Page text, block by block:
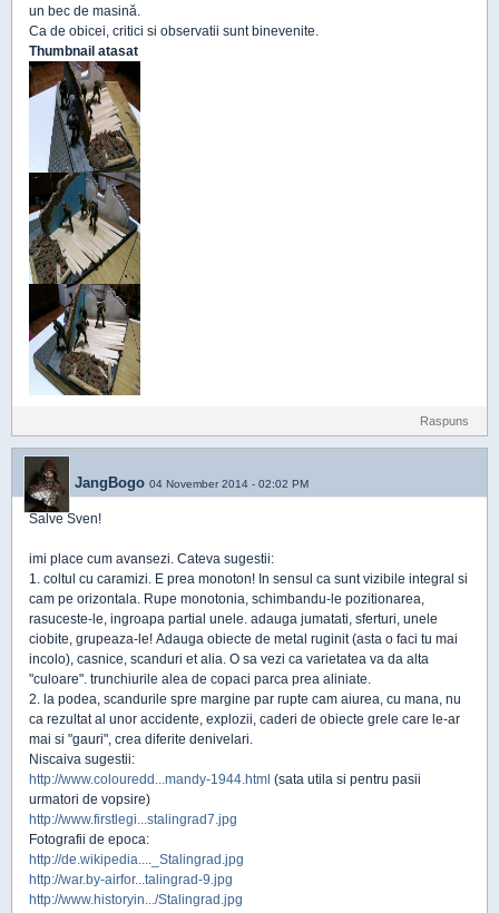
un bec de masină.
Ca de obicei, critici si observatii sunt binevenite.
Thumbnail atasat
Raspuns
JangBogo 04 November 2014 - 02:02 PM
Salve Sven!
imi place cum avansezi. Cateva sugestii:
1. coltul cu caramizi. E prea monoton! In sensul ca sunt vizibile integral si
cam pe orizontala. Rupe monotonia, schimbandu-le pozitionarea,
rasuceste-le, ingroapa partial unele. adauga jumatati, sferturi, unele
ciobite, grupeaza-le! Adauga obiecte de metal ruginit (asta o faci tu mai
incolo), casnice, scanduri et alia. O sa vezi ca varietatea va da alta
"culoare". trunchiurile alea de copaci parca prea aliniate.
2. la podea, scandurile spre margine par rupte cam aiurea, cu mana, nu
ca rezultat al unor accidente, explozii, caderi de obiecte grele care le-ar
mai si "gauri", crea diferite denivelari.
Niscaiva sugestii:
http://www.colouredd...mandy-1944.html (sata utila si pentru pasii
urmatori de vopsire)
http://www.firstlegi...stalingrad7.jpg
Fotografii de epoca:
http://de.wikipedia...._Stalingrad.jpg
http://war.by-airfor...talingrad-9.jpg
http://www.historyin.../Stalingrad.jpg